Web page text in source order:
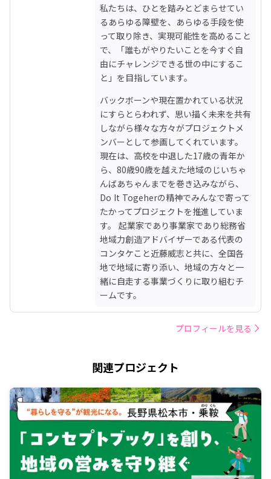
私たちは、ひとを踏みとどまらせてい
るあらゆる障壁を、あらゆる手段を使
って取り除き、実現可能性を高めること
で、「誰もがやりたいことを今すぐ自
由にチャレンジできる世の中にするこ
と」を目指しています。
バックボーンや現在置かれている状況
にすらとらわれず、思い描く未来を共有
しながら様々な方々がプロジェクトメ
ンバーとして参画してくれています。
現在は、高校を中退した17歳の青年か
ら、80歳90歳を越えた地域のじいちゃ
んばあちゃんまでを巻き込みながら、
Do It Togeherの精神でみんなで寄って
たかってプロジェクトを推進していま
す。 起業家であり事業家であり総務省
地域力創造アドバイザーである代表の
コンタケこと近藤威志と共に、全国各
地で地域に寄り添い、地域の方々と一
緒に自走する事業づくりに取り組むチ
ームです。
プロフィールを見る
関連プロジェクト